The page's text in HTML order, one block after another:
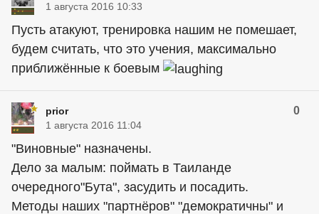
1 августа 2016 10:33
Пусть атакуют, тренировка нашим не помешает,
будем считать, что это учения, максимально
приближённые к боевым
prior 0
1 августа 2016 11:04
"Виновные" назначены.
Дело за малым: поймать в Таиланде
очередного"Бута", засудить и посадить.
Методы наших "партнёров" "демократичны" и